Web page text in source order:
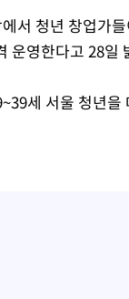
서 청년 창업가
운영한다고 28일
세 서울 청년을